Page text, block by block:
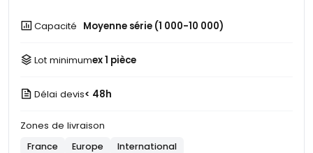
Capacité Moyenne série (1 000-10 000)
Lot minimumex 1 pièce
Délai devis< 48h
Zones de livraison
France Europe International